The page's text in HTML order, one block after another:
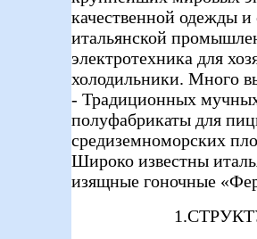
качественной одежды
итальянской
электротехника для
холодильники. Много
- Традиционных
полуфабрикаты для
средиземноморских
Широко известны
изящные гоночные